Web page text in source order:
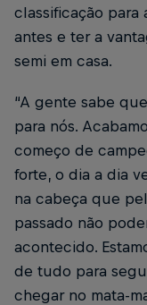
classificação para
antes e ter a
semi em casa.
“A gente sabe
para nós.
começo de
forte, o dia a dia
na cabeça que
passado não
acontecido.
de tudo para
chegar no mata-